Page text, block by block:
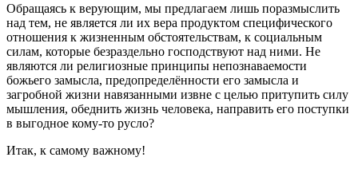
Обращаясь к верующим, мы предлагаем лишь поразмыслить
над тем, не является ли их вера продуктом специфического
отношения к жизненным обстоятельствам, к социальным
силам, которые безраздельно господствуют над ними. Не
являются ли религиозные принципы непознаваемости
божьего замысла, предопределённости его замысла и
загробной жизни навязанными извне с целью притупить силу
мышления, обеднить жизнь человека, направить его поступки
в выгодное кому-то русло?
Итак, к самому важному!